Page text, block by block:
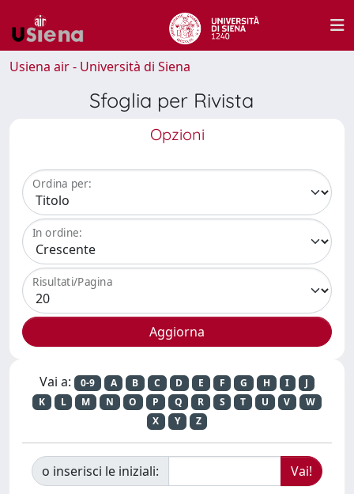
Usiena air - Università di Siena
Sfoglia per Rivista
Opzioni
Ordina per:
In ordine:
Risultati/Pagina
Vai a: 0-9 A B C D E F G H I
J
K
L M N O P Q R S T U V
W
X
Y Z
o inserisci le iniziali: